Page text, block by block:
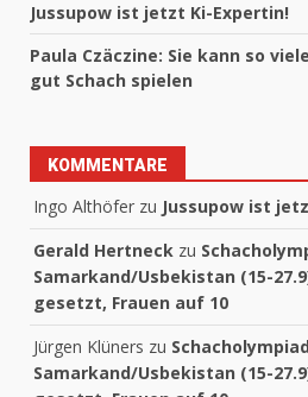
Jussupow ist jetzt Ki-Expertin!
Paula Czäczine: Sie kann so
gut Schach spielen
KOMMENTARE
Ingo Althöfer zu Jussupow ist
Gerald Hertneck zu
Samarkand/Usbekistan (15-
gesetzt, Frauen auf 10
Jürgen Klüners zu
Samarkand/Usbekistan (15-